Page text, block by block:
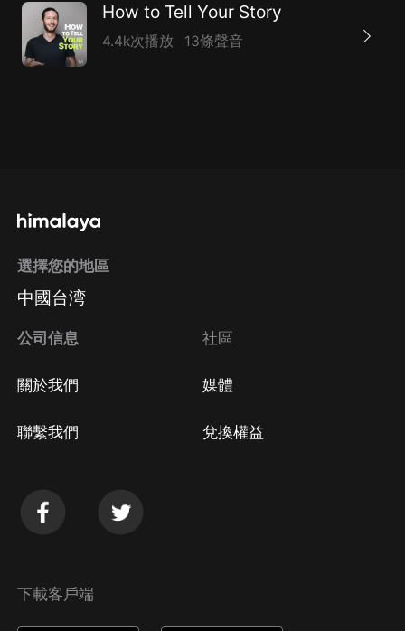
How to Tell Your Story
4.4k次播放 13條聲音
選擇您的地區
中國台湾
公司信息
關於我們
聯繫我們
社區
媒體
兌換權益
下載客戶端